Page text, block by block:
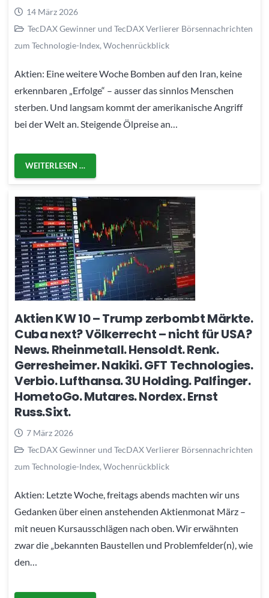
14 März 2026
TecDAX Gewinner und TecDAX Verlierer Börsennachrichten
zum Technologie-Index, Wochenrückblick
Aktien: Eine weitere Woche Bomben auf den Iran, keine
erkennbaren „Erfolge“ – ausser das sinnlos Menschen
sterben. Und langsam kommt der amerikanische Angriff
bei der Welt an. Steigende Ölpreise an…
WEITERLESEN …
Aktien KW 10 – Trump zerbombt Märkte.
Cuba next? Völkerrecht – nicht für USA?
News. Rheinmetall. Hensoldt. Renk.
Gerresheimer. Nakiki. GFT Technologies.
Verbio. Lufthansa. 3U Holding. Palfinger.
HometoGo. Mutares. Nordex. Ernst
Russ.Sixt.
7 März 2026
TecDAX Gewinner und TecDAX Verlierer Börsennachrichten
zum Technologie-Index, Wochenrückblick
Aktien: Letzte Woche, freitags abends machten wir uns
Gedanken über einen anstehenden Aktienmonat März –
mit neuen Kursausschlägen nach oben. Wir erwähnten
zwar die „bekannten Baustellen und Problemfelder(n), wie
den…